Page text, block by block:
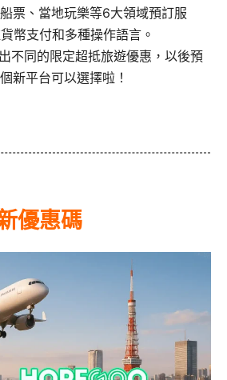
票、當地玩樂等6大領域預訂服
幣支付和多種操作語言。
不同的限定超抵旅遊優惠，以後預
新平台可以選擇啦！
優惠碼